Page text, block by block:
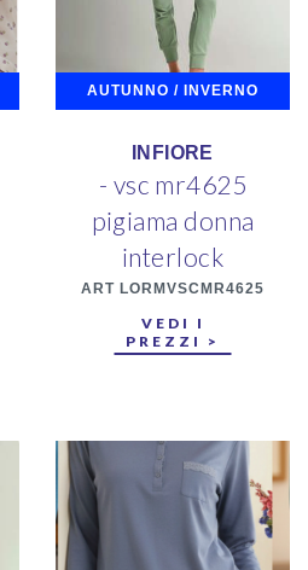
AUTUNNO / INVERNO
INFIORE
- vsc mr4625
pigiama donna
interlock
ART LORMVSCMR4625
VEDI I
PREZZI >